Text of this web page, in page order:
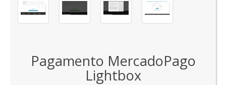
Pagamento MercadoPago
Lightbox